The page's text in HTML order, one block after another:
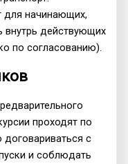
для начинающих,
внутрь действующих
по согласованию).
проходят по
с
и соблюдать